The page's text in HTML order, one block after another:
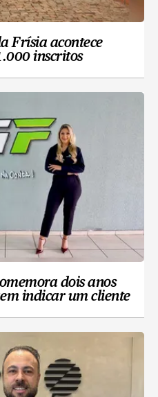
Frísia acontece
inscritos
dois anos
indicar um cliente